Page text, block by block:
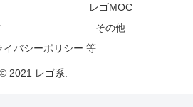
レゴMOC
その他
イバシーポリシー 等
© 2021 レゴ系.